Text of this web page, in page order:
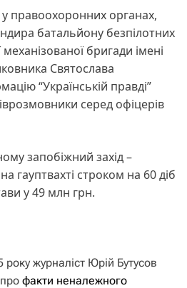
правоохоронних органах,
батальйону безпілотних
бригади імені
Святослава
“Українській правді”
серед офіцерів
запобіжний захід –
гауптвахті строком на 60 діб
у 49 млн грн.
року журналіст Юрій Бутусов
факти неналежного